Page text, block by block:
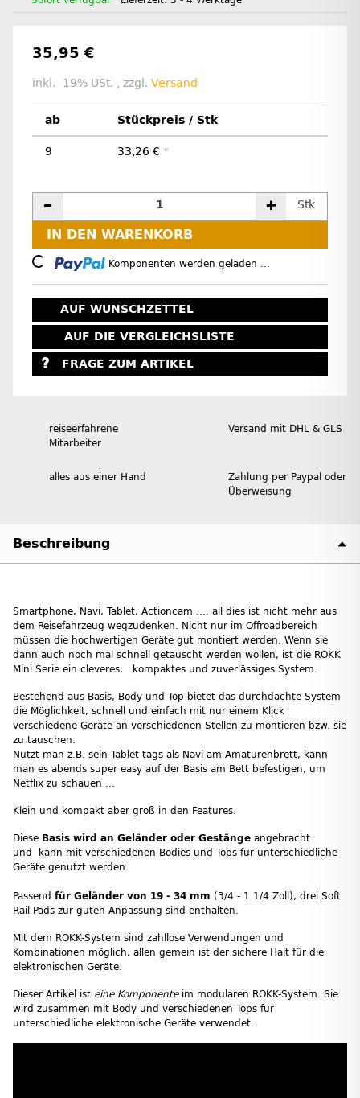
35,95 €
inkl. 19% USt. , zzgl. Versand
ab Stückpreis / Stk
9 33,26 € *
Stk
IN DEN WARENKORB
Loading... Komponenten werden geladen ...
AUF WUNSCHZETTEL
AUF DIE VERGLEICHSLISTE
FRAGE ZUM ARTIKEL
reiseerfahrene
Mitarbeiter
Versand mit DHL & GLS
alles aus einer Hand
Zahlung per Paypal oder
Überweisung
Beschreibung
Smartphone, Navi, Tablet, Actioncam .... all dies ist nicht mehr aus
dem Reisefahrzeug wegzudenken. Nicht nur im Offroadbereich
müssen die hochwertigen Geräte gut montiert werden. Wenn sie
dann auch noch mal schnell getauscht werden wollen, ist die ROKK
Mini Serie ein cleveres, kompaktes und zuverlässiges System.
Bestehend aus Basis, Body und Top bietet das durchdachte System
die Möglichkeit, schnell und einfach mit nur einem Klick
verschiedene Geräte an verschiedenen Stellen zu montieren bzw. sie
zu tauschen.
Nutzt man z.B. sein Tablet tags als Navi am Amaturenbrett, kann
man es abends super easy auf der Basis am Bett befestigen, um
Netflix zu schauen ...
Klein und kompakt aber groß in den Features.
Diese Basis wird an Geländer oder Gestänge angebracht
und kann mit verschiedenen Bodies und Tops für unterschiedliche
Geräte genutzt werden.
Passend für Geländer von 19 - 34 mm (3/4 - 1 1/4 Zoll), drei Soft
Rail Pads zur guten Anpassung sind enthalten.
Mit dem ROKK-System sind zahllose Verwendungen und
Kombinationen möglich, allen gemein ist der sichere Halt für die
elektronischen Geräte.
Dieser Artikel ist eine Komponenteim modularen ROKK-System. Sie
wird zusammen mit Body und verschiedenen Tops für
unterschiedliche elektronische Geräte verwendet.